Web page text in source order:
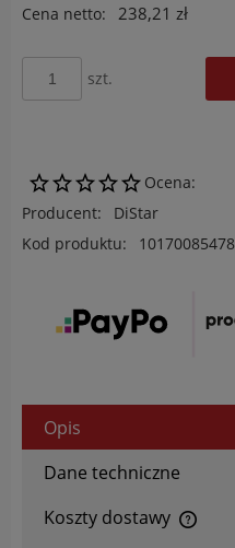
Cena netto: 238,21 zł
szt.
Ocena:
Producent:
DiStar
Kod produktu:
10170085478
Opis
Dane techniczne
Koszty dostawy